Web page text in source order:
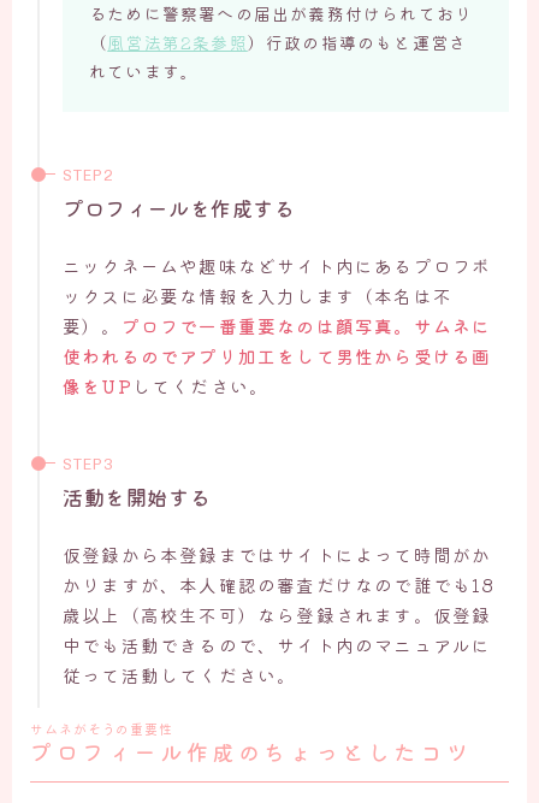
るために警察署への届出が義務付けられており
（風営法第2条参照）行政の指導のもと運営さ
れています。
プロフィールを作成する
ニックネームや趣味などサイト内にあるプロフボ
ックスに必要な情報を入力します（本名は不
要）。
プロフで一番重要なのは顔写真。サムネに
使われるのでアプリ加工をして男性から受ける画
像をUP してください。
活動を開始する
仮登録から本登録まではサイトによって時間がか
かりますが、本人確認の審査だけなので誰でも18
歳以上（高校生不可）なら登録されます。仮登録
中でも活動できるので、サイト内のマニュアルに
従って活動してください。
サムネがそうの重要性
プロフィール作成のちょっとしたコツ